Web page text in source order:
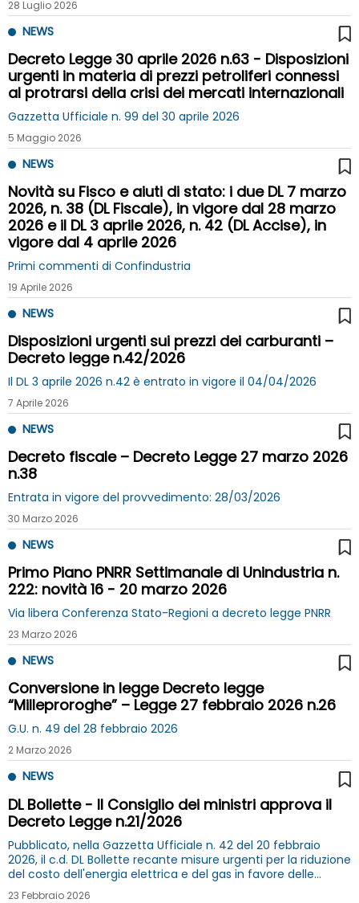
28 Luglio 2026
NEWS
Decreto Legge 30 aprile 2026 n.63 - Disposizioni
urgenti in materia di prezzi petroliferi connessi
al protrarsi della crisi dei mercati internazionali
Gazzetta Ufficiale n. 99 del 30 aprile 2026
5 Maggio 2026
NEWS
Novità su Fisco e aiuti di stato: i due DL 7 marzo
2026, n. 38 (DL Fiscale), in vigore dal 28 marzo
2026 e il DL 3 aprile 2026, n. 42 (DL Accise), in
vigore dal 4 aprile 2026
Primi commenti di Confindustria
19 Aprile 2026
NEWS
Disposizioni urgenti sui prezzi dei carburanti –
Decreto legge n.42/2026
Il DL 3 aprile 2026 n.42 è entrato in vigore il 04/04/2026
7 Aprile 2026
NEWS
Decreto fiscale – Decreto Legge 27 marzo 2026
n.38
Entrata in vigore del provvedimento: 28/03/2026
30 Marzo 2026
NEWS
Primo Piano PNRR Settimanale di Unindustria n.
222: novità 16 - 20 marzo 2026
Via libera Conferenza Stato-Regioni a decreto legge PNRR
23 Marzo 2026
NEWS
Conversione in legge Decreto legge
“Milleproroghe” – Legge 27 febbraio 2026 n.26
G.U. n. 49 del 28 febbraio 2026
2 Marzo 2026
NEWS
DL Bollette - Il Consiglio dei ministri approva il
Decreto Legge n.21/2026
Pubblicato, nella Gazzetta Ufficiale n. 42 del 20 febbraio
2026, il c.d. DL Bollette recante misure urgenti per la riduzione
del costo dell'energia elettrica e del gas in favore delle
famiglie e delle imprese
23 Febbraio 2026